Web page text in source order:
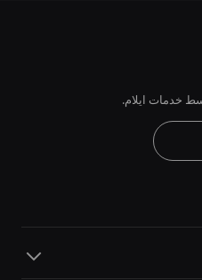
خدمات ایلام.